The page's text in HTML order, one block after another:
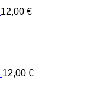
12,00 €
12,00 €